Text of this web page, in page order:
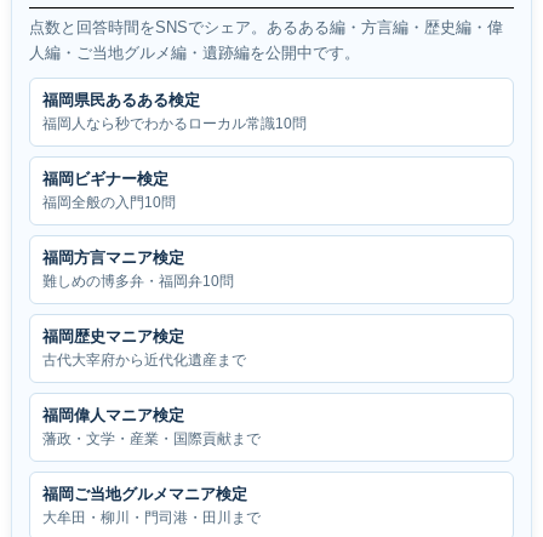
点数と回答時間をSNSでシェア。あるある編・方言編・歴史編・偉
人編・ご当地グルメ編・遺跡編を公開中です。
福岡県民あるある検定
福岡人なら秒でわかるローカル常識10問
福岡ビギナー検定
福岡全般の入門10問
福岡方言マニア検定
難しめの博多弁・福岡弁10問
福岡歴史マニア検定
古代大宰府から近代化遺産まで
福岡偉人マニア検定
藩政・文学・産業・国際貢献まで
福岡ご当地グルメマニア検定
大牟田・柳川・門司港・田川まで